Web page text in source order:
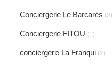
Conciergerie Le Barcarès (2)
Conciergerie FITOU (1)
conciergerie La Franqui (2)